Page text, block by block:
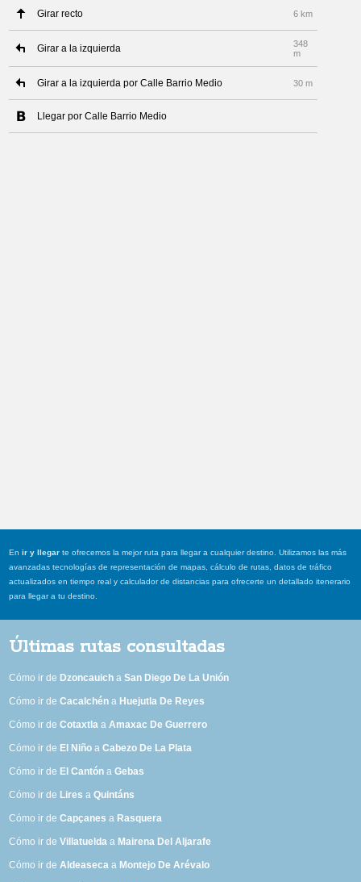
Girar recto 6 km
Girar a la izquierda
348
m
Girar a la izquierda por Calle Barrio Medio 30 m
Llegar por Calle Barrio Medio
Enir y llegar te ofrecemos la mejor ruta para llegar a cualquier destino. Utilizamos las más
avanzadas tecnologías de representación de mapas, cálculo de rutas, datos de tráfico
actualizados en tiempo real y calculador de distancias para ofrecerte un detallado itenerario
para llegar a tu destino.
Últimas rutas consultadas
Cómo ir de Dzoncauich aSan Diego De La Unión
Cómo ir deCacalchén a Huejutla De Reyes
Cómo ir deCotaxtla aAmaxac De Guerrero
Cómo ir de El Niño aCabezo De La Plata
Cómo ir de El Cantón aGebas
Cómo ir de Lires aQuintáns
Cómo ir deCapçanes a Rasquera
Cómo ir deVillatuelda a Mairena Del Aljarafe
Cómo ir deAldeaseca a Montejo De Arévalo